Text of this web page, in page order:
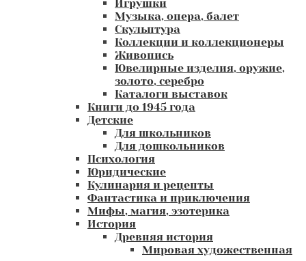
Игрушки
Музыка, опера, балет
Скульптура
Коллекции и коллекционеры
Живопись
Ювелирные изделия, оружие,
золото, серебро
Каталоги выставок
Книги до 1945 года
Детские
Для школьников
Для дошкольников
Психология
Юридические
Кулинария и рецепты
Фантастика и приключения
Мифы, магия, эзотерика
История
Древняя история
Мировая художественная